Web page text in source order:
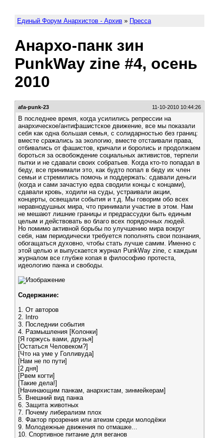
Единый Форум Анархистов - Архив » Пресса
Анархо-панк зин
PunkWay zine #4, осень
2010
afa-punk-23 11-10-2010 10:44:26
В последнее время, когда усилились репрессии на
анархическое/антифашистское движение, все мы показали
себя как одна большая семья, с солидарностью без границ:
вместе сражались за экологию, вместе отстаивали права,
отбивались от фашистов, кричали и боролись и продолжаем
бороться за освобождение социальных активистов, терпели
пытки и не сдавали своих собратьев. Когда кто-то попадал в
беду, все принимали это, как будто попал в беду их член
семьи и стремились помочь и поддержать: сдавали деньги
(когда и сами зачастую едва сводили концы с концами),
сдавали кровь, ходили на суды, устраивали акции,
концерты, освещали события и т.д. Мы говорим обо всех
неравнодушных мира, что принимали участие в этом. Нам
не мешают лишние границы и предрассудки быть единым
целым и действовать во благо всех порядочных людей.
Но помимо активной борьбы по улучшению мира вокруг
себя, нам периодически требуется пополнять свои познания,
обогащаться духовно, чтобы стать лучше самим. Именно с
этой целью и выпускается журнал PunkWay zine, с каждым
журналом все глубже копая в философию протеста,
идеологию панка и свободы.
Содержание:
1. От авторов
2. Intro
3. Последнии события
4. Размышления [Колонки]
[Я горжусь вами, друзья]
[Остаться Человеком?]
[Что на уме у Голливуда]
[Нам не по пути]
[2 дня]
[Рвем когти]
[Такие дела!]
[Начинающим панкам, анархистам, зинмейкерам]
5. Внешний вид панка
6. Защита животных
7. Почему либерализм плох
8. Фактор прозрения или атеизм среди молодёжи
9. Молодежные движения по отмашке...
10. Спортивное питание для веганов